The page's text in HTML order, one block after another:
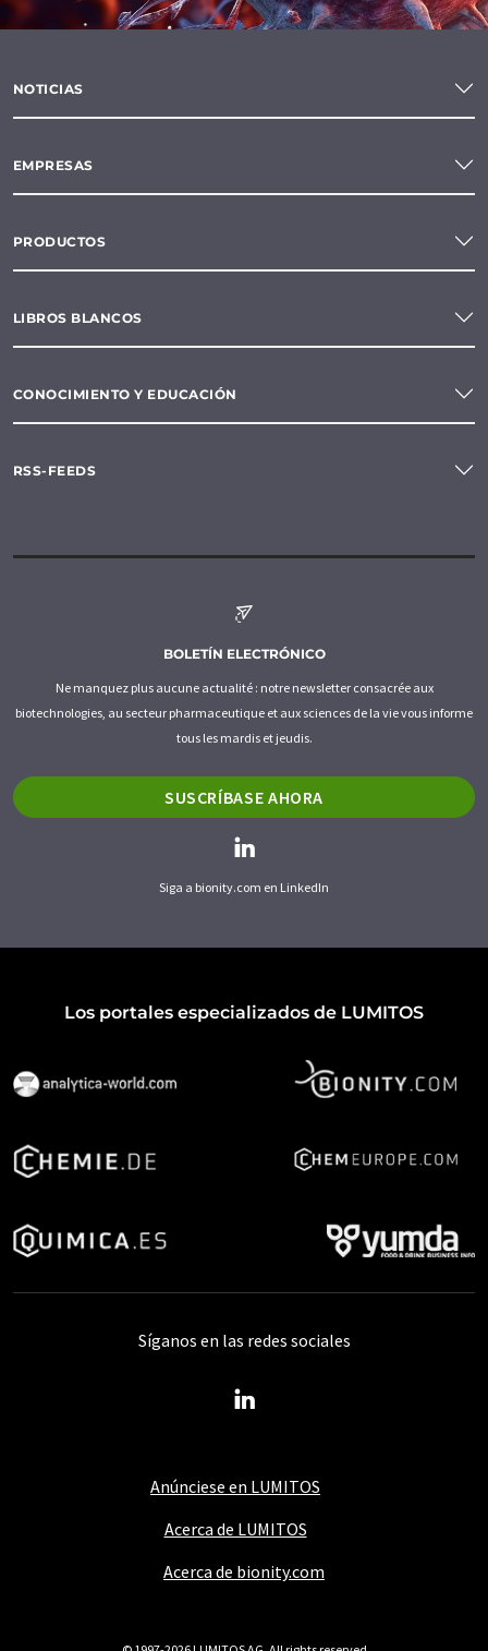
NOTICIAS
EMPRESAS
PRODUCTOS
LIBROS BLANCOS
CONOCIMIENTO Y EDUCACIÓN
RSS-FEEDS
BOLETÍN ELECTRÓNICO
Ne manquez plus aucune actualité : notre newsletter consacrée aux
biotechnologies, au secteur pharmaceutique et aux sciences de la vie vous informe
tous les mardis et jeudis.
SUSCRÍBASE AHORA
Siga a bionity.com en LinkedIn
Los portales especializados de LUMITOS
Anúnciese en LUMITOS
Acerca de LUMITOS
Acerca de bionity.com
Síganos en las redes sociales